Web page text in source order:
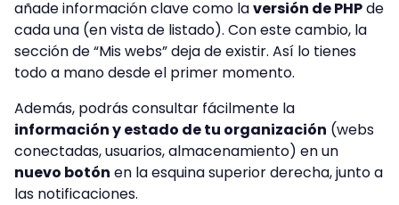
añade información clave como laversión de PHPde
cada una (en vista de listado). Con este cambio, la
sección de “Mis webs” deja de existir. Así lo tienes
todo a mano desde el primer momento.
Además, podrás consultar fácilmente la
información y estado de tu organización (webs
conectadas, usuarios, almacenamiento) en un
nuevo botón en la esquina superior derecha, junto a
las notificaciones.